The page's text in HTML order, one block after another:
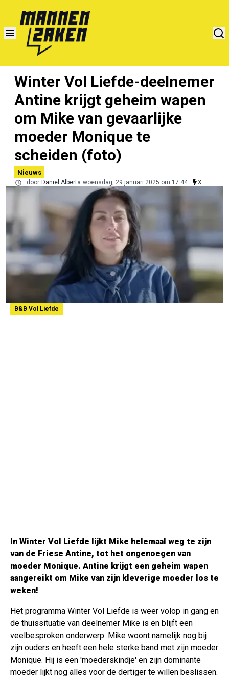
Winter Vol Liefde-deelnemer
Antine krijgt geheim wapen
om Mike van gevaarlijke
moeder Monique te
scheiden (foto)
Nieuws
door Daniel Alberts woensdag, 29 januari 2025 om 17:44 X
B&B Vol Liefde
In Winter Vol Liefde lijkt Mike helemaal weg te zijn
van de Friese Antine, tot het ongenoegen van
moeder Monique. Antine krijgt een geheim wapen
aangereikt om Mike van zijn kleverige moeder los te
weken!
Het programma Winter Vol Liefde is weer volop in gang en
de thuissituatie van deelnemer Mike is en blijft een
veelbesproken onderwerp. Mike woont namelijk nog bij
zijn ouders en heeft een hele sterke band met zijn moeder
Monique. Hij is een 'moederskindje' en zijn dominante
moeder lijkt nog alles voor de dertiger te willen beslissen.